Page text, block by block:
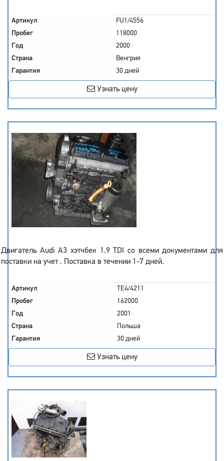
Артикул
FU1/4556
Пробег
118000
Год
2000
Страна
Венгрия
Гарантия
30 дней
Узнать цену
Двигатель Audi A3 хэтчбек 1.9 TDI со всеми документами для
поставки на учет . Поставка в течении 1-7 дней.
Артикул
TE4/4211
Пробег
162000
Год
2001
Страна
Польша
Гарантия
30 дней
Узнать цену